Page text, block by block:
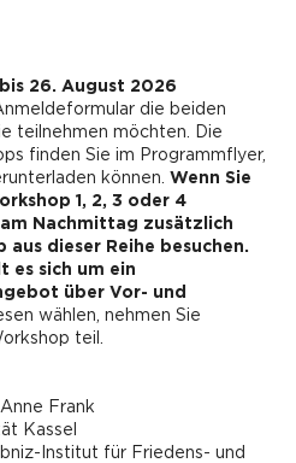
26. August 2026
die beiden
teilnehmen möchten. Die
finden Sie im Programmflyer,
können. Wenn Sie
1, 2, 3 oder 4
Nachmittag zusätzlich
dieser Reihe besuchen.
es sich um ein
über Vor- und
wählen, nehmen Sie
teil.
Frank
Kassel
Institut für Friedens- und